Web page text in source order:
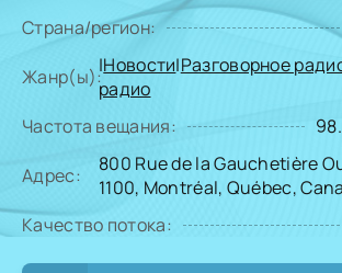
Страна/регион:
Жанр(ы):|Новости|Разговорное
радио
Частота вещания:
Адрес:
800 Rue de la Gauchetière
1100, Montréal, Québec,
Качество потока: